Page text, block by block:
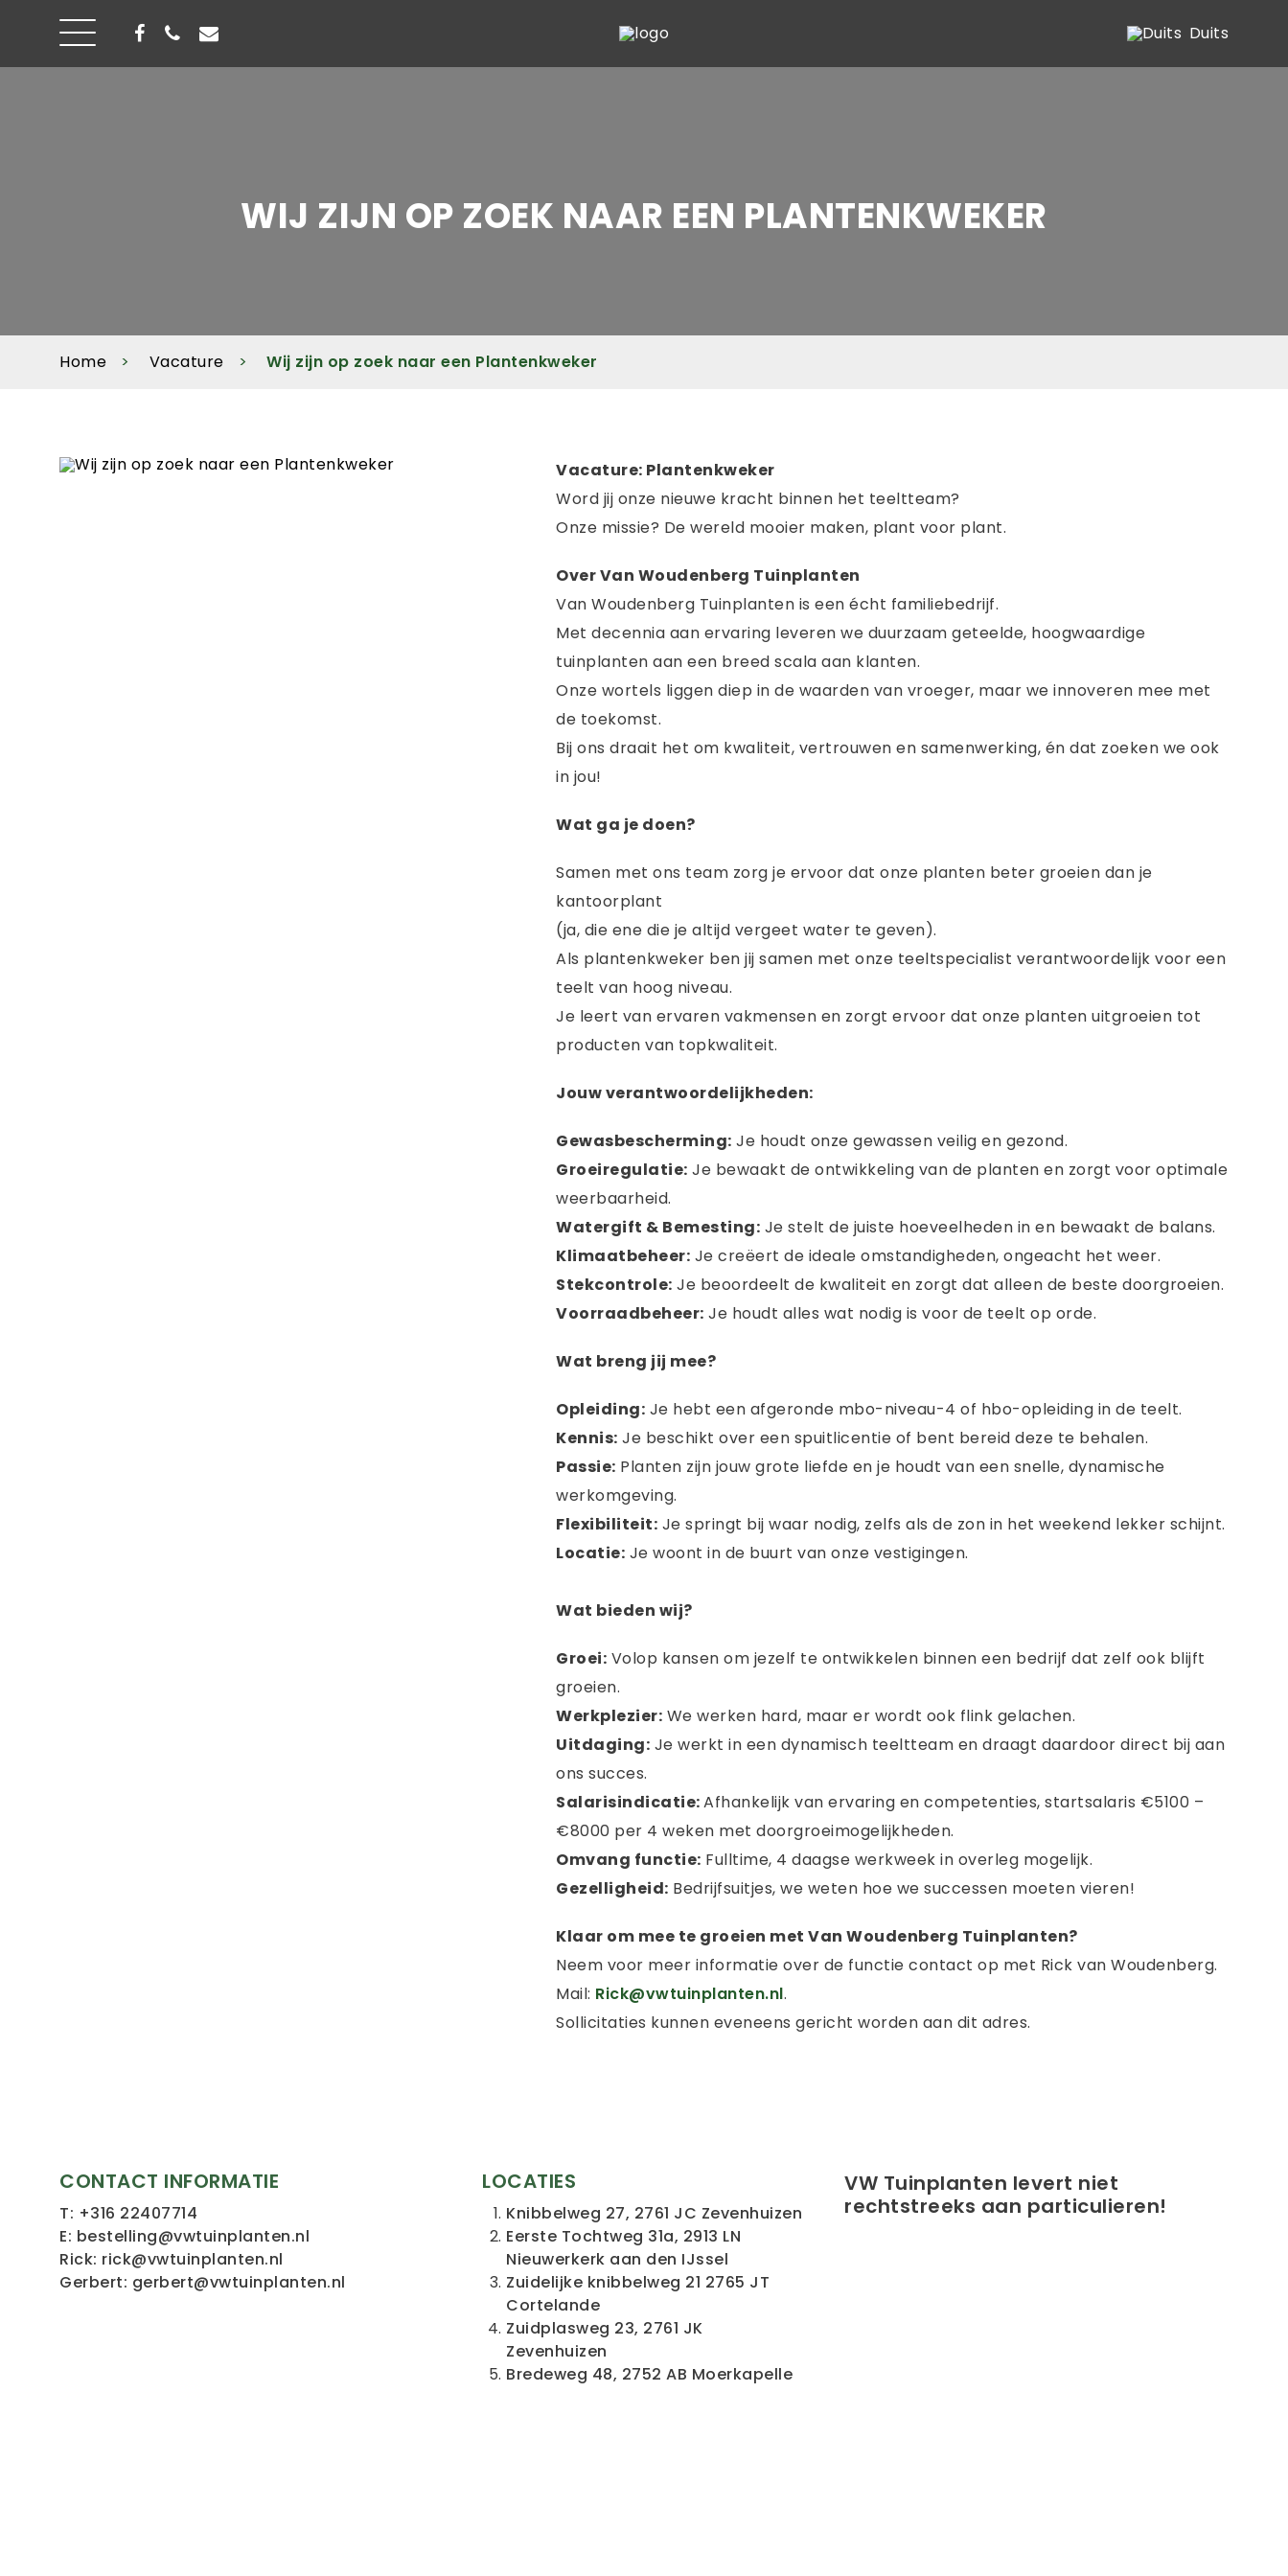
Duits
WIJ ZIJN OP ZOEK NAAR EEN PLANTENKWEKER
Home Vacature Wij zijn op zoek naar een Plantenkweker
Vacature: Plantenkweker
Word jij onze nieuwe kracht binnen het teeltteam?
Onze missie? De wereld mooier maken, plant voor plant.
Over Van Woudenberg Tuinplanten
Van Woudenberg Tuinplanten is een écht familiebedrijf.
Met decennia aan ervaring leveren we duurzaam geteelde, hoogwaardige
tuinplanten aan een breed scala aan klanten.
Onze wortels liggen diep in de waarden van vroeger, maar we innoveren mee met
de toekomst.
Bij ons draait het om kwaliteit, vertrouwen en samenwerking, én dat zoeken we ook
in jou!
Wat ga je doen?
Samen met ons team zorg je ervoor dat onze planten beter groeien dan je
kantoorplant
(ja, die ene die je altijd vergeet water te geven).
Als plantenkweker ben jij samen met onze teeltspecialist verantwoordelijk voor een
teelt van hoog niveau.
Je leert van ervaren vakmensen en zorgt ervoor dat onze planten uitgroeien tot
producten van topkwaliteit.
Jouw verantwoordelijkheden:
Gewasbescherming: Je houdt onze gewassen veilig en gezond.
Groeiregulatie: Je bewaakt de ontwikkeling van de planten en zorgt voor optimale
weerbaarheid.
Watergift & Bemesting: Je stelt de juiste hoeveelheden in en bewaakt de balans.
Klimaatbeheer: Je creëert de ideale omstandigheden, ongeacht het weer.
Stekcontrole: Je beoordeelt de kwaliteit en zorgt dat alleen de beste doorgroeien.
Voorraadbeheer: Je houdt alles wat nodig is voor de teelt op orde.
Wat breng jij mee?
Opleiding: Je hebt een afgeronde mbo-niveau-4 of hbo-opleiding in de teelt.
Kennis: Je beschikt over een spuitlicentie of bent bereid deze te behalen.
Passie: Planten zijn jouw grote liefde en je houdt van een snelle, dynamische
werkomgeving.
Flexibiliteit: Je springt bij waar nodig, zelfs als de zon in het weekend lekker schijnt.
Locatie: Je woont in de buurt van onze vestigingen.
Wat bieden wij?
Groei: Volop kansen om jezelf te ontwikkelen binnen een bedrijf dat zelf ook blijft
groeien.
Werkplezier: We werken hard, maar er wordt ook flink gelachen.
Uitdaging: Je werkt in een dynamisch teeltteam en draagt daardoor direct bij aan
ons succes.
Salarisindicatie:Afhankelijk van ervaring en competenties, startsalaris €5100 –
€8000 per 4 weken met doorgroeimogelijkheden.
Omvang functie: Fulltime, 4 daagse werkweek in overleg mogelijk.
Gezelligheid: Bedrijfsuitjes, we weten hoe we successen moeten vieren!
Klaar om mee te groeien met Van Woudenberg Tuinplanten?
Neem voor meer informatie over de functie contact op met Rick van Woudenberg.
Mail: Rick@vwtuinplanten.nl.
Sollicitaties kunnen eveneens gericht worden aan dit adres.
CONTACT INFORMATIE
T: +316 22407714
E: bestelling@vwtuinplanten.nl
Rick: rick@vwtuinplanten.nl
Gerbert: gerbert@vwtuinplanten.nl
LOCATIES
Knibbelweg 27, 2761 JC Zevenhuizen
Eerste Tochtweg 31a, 2913 LN
Nieuwerkerk aan den IJssel
Zuidelijke knibbelweg 21 2765 JT
Cortelande
Zuidplasweg 23, 2761 JK
Zevenhuizen
Bredeweg 48, 2752 AB Moerkapelle
VW Tuinplanten levert niet
rechtstreeks aan particulieren!